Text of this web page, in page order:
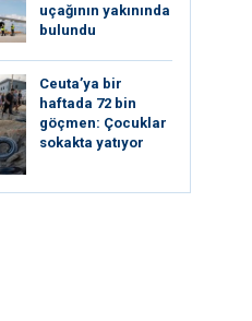
uçağının yakınında
bulundu
Ceuta’ya bir
haftada 72 bin
göçmen: Çocuklar
sokakta yatıyor